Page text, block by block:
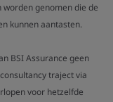
genomen die de
kunnen aantasten.
BSI Assurance geen
traject via
voor hetzelfde